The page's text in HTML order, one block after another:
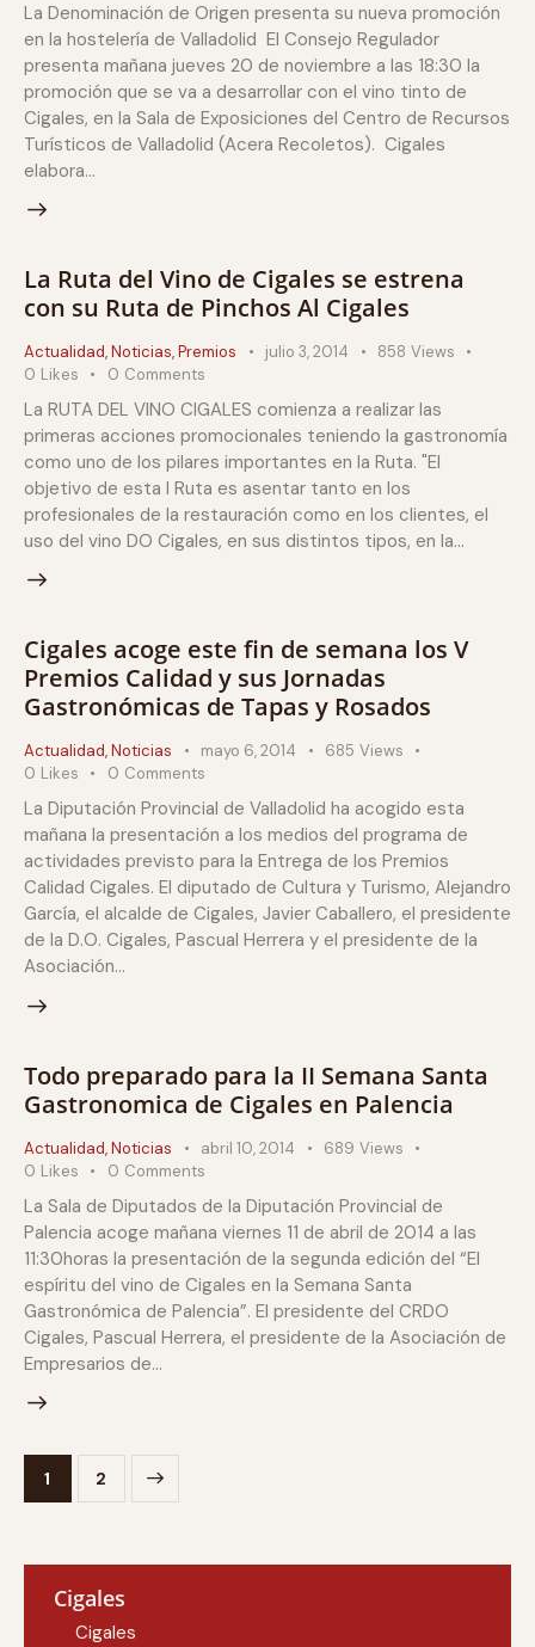
La Denominación de Origen presenta su nueva promoción
en la hostelería de Valladolid El Consejo Regulador
presenta mañana jueves 20 de noviembre a las 18:30 la
promoción que se va a desarrollar con el vino tinto de
Cigales, en la Sala de Exposiciones del Centro de Recursos
Turísticos de Valladolid (Acera Recoletos). Cigales
elabora…
La Ruta del Vino de Cigales se estrena
con su Ruta de Pinchos Al Cigales
Actualidad,Noticias,Premios julio 3, 2014 858 Views
0 Likes 0 Comments
La RUTA DEL VINO CIGALES comienza a realizar las
primeras acciones promocionales teniendo la gastronomía
como uno de los pilares importantes en la Ruta. "El
objetivo de esta I Ruta es asentar tanto en los
profesionales de la restauración como en los clientes, el
uso del vino DO Cigales, en sus distintos tipos, en la…
Cigales acoge este fin de semana los V
Premios Calidad y sus Jornadas
Gastronómicas de Tapas y Rosados
Actualidad,Noticias mayo 6, 2014 685 Views
0 Likes 0 Comments
La Diputación Provincial de Valladolid ha acogido esta
mañana la presentación a los medios del programa de
actividades previsto para la Entrega de los Premios
Calidad Cigales. El diputado de Cultura y Turismo, Alejandro
García, el alcalde de Cigales, Javier Caballero, el presidente
de la D.O. Cigales, Pascual Herrera y el presidente de la
Asociación…
Todo preparado para la II Semana Santa
Gastronomica de Cigales en Palencia
Actualidad,Noticias abril 10, 2014 689 Views
0 Likes 0 Comments
La Sala de Diputados de la Diputación Provincial de
Palencia acoge mañana viernes 11 de abril de 2014 a las
11:30horas la presentación de la segunda edición del “El
espíritu del vino de Cigales en la Semana Santa
Gastronómica de Palencia”. El presidente del CRDO
Cigales, Pascual Herrera, el presidente de la Asociación de
Empresarios de…
1 2
Cigales
Cigales